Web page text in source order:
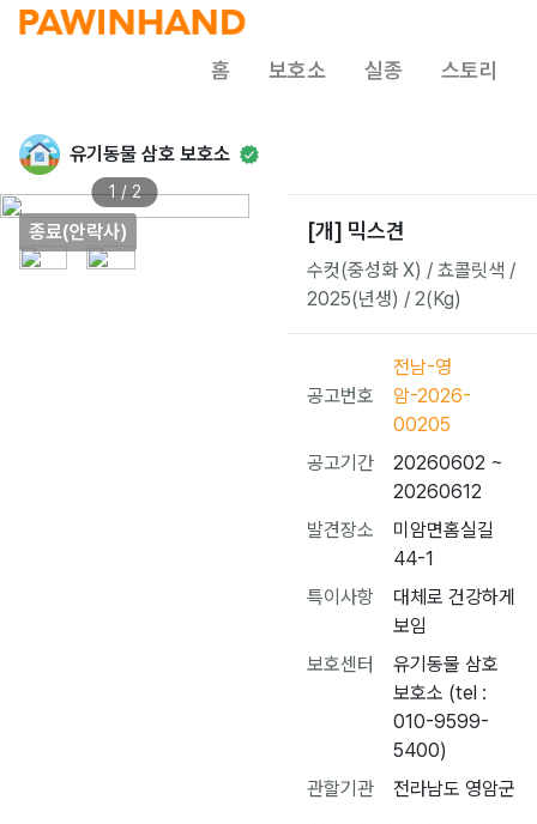
홈 보호소 실종 스토리
유기동물 삼호 보호소
종료(안락사)
1 / 2
[개] 믹스견
수컷(중성화 X) / 쵸콜릿색 /
2025(년생) / 2(Kg)
공고번호
전남-영
암-2026-
00205
공고기간
20260602 ~
20260612
발견장소
미암면홈실길
44-1
특이사항
대체로 건강하게
보임
보호센터
유기동물 삼호
보호소 (tel :
010-9599-
5400)
관할기관
전라남도 영암군